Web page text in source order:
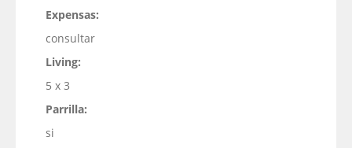
Expensas:
consultar
Living:
5 x 3
Parrilla:
si